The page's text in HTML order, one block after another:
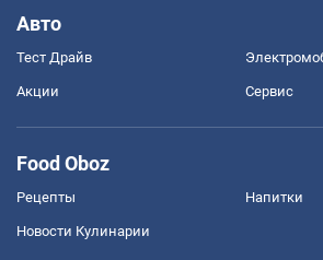
Авто
Тест Драйв
Акции Сервис
Food Oboz
Рецепты Напитки
Новости Кулинарии